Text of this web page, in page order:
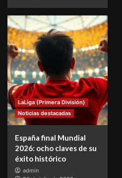
LaLiga (Primera División)
Noticias destacadas
España final Mundial
2026: ocho claves de su
éxito histórico
admin